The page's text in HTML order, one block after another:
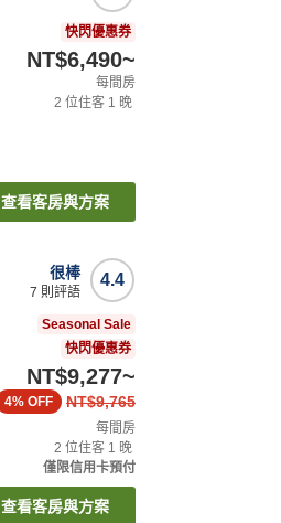
快閃優惠券
NT$6,490~
每間房
2 位住客 1 晚
查看客房與方案
4.4
很棒
7 則評語
Seasonal Sale
快閃優惠券
NT$9,277~
NT$9,765
4% OFF
每間房
2 位住客 1 晚
僅限信用卡預付
查看客房與方案